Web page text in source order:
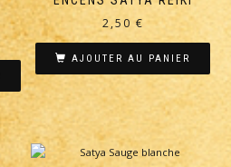
2,50€
AJOUTER AU PANIER